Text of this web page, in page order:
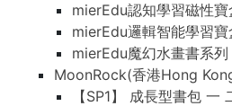
mierEdu認知學習磁性寶
mierEdu邏輯智能學習寶
mierEdu魔幻水畫書系列
MoonRock(香港Hong
【SP1】 成長型書包